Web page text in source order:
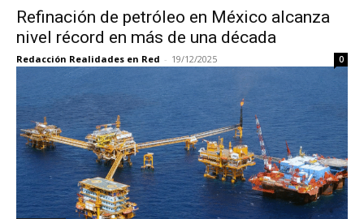
Refinación de petróleo en México alcanza
nivel récord en más de una década
Redacción Realidades en Red - 19/12/2025 0